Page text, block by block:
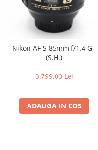
Genti foto
Genti Holster TopLoader
Genti, Troller Video
Rucsacuri Foto
Hamuri si Centuri foto
Curele Aparat - Umar
Nikon AF-S 85mm f/1.4 G -
(S.H.)
3.799,00 Lei
ADAUGA IN COS